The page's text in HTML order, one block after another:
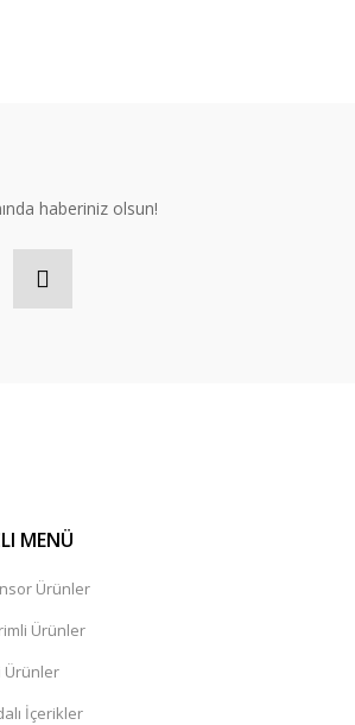
haberiniz olsun!
MENÜ
Ürünler
Ürünler
Ürünler
İçerikler